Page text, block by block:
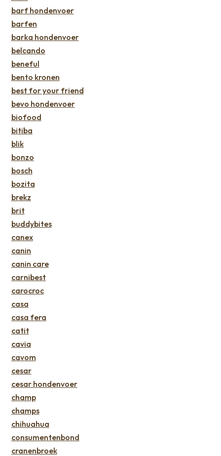
barf hondenvoer
barfen
barka hondenvoer
belcando
beneful
bento kronen
best for your friend
bevo hondenvoer
biofood
bitiba
blik
bonzo
bosch
bozita
brekz
brit
buddybites
canex
canin
canin care
carnibest
carocroc
casa
casa fera
catit
cavia
cavom
cesar
cesar hondenvoer
champ
champs
chihuahua
consumentenbond
cranenbroek